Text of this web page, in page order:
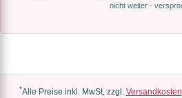
nicht weiter -
*Alle Preise inkl. MwSt, zzgl. Versandkosten